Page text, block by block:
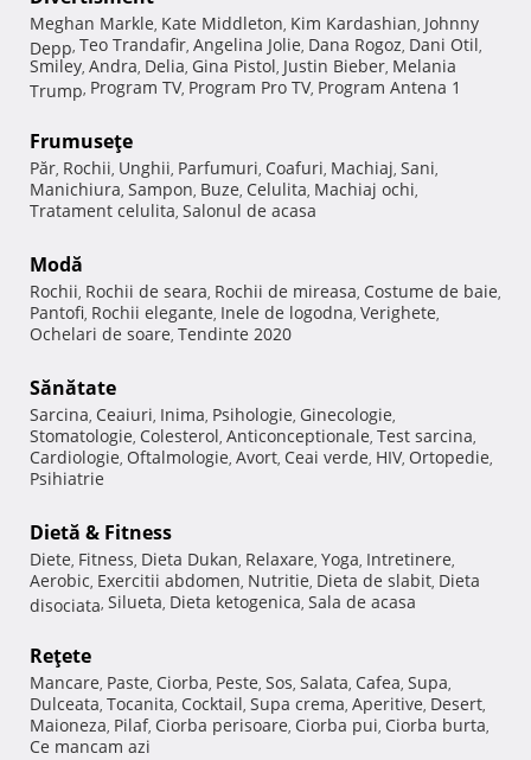
Meghan Markle, Kate Middleton, Kim Kardashian, Johnny
Depp, Teo Trandafir, Angelina Jolie, Dana Rogoz, Dani Otil,
Smiley, Andra, Delia, Gina Pistol, Justin Bieber, Melania
Trump, Program TV, Program Pro TV, Program Antena 1
Frumuseţe
Păr, Rochii, Unghii, Parfumuri, Coafuri, Machiaj, Sani,
Manichiura, Sampon, Buze, Celulita, Machiaj ochi,
Tratament celulita, Salonul de acasa
Modă
Rochii, Rochii de seara, Rochii de mireasa, Costume de baie,
Pantofi, Rochii elegante, Inele de logodna, Verighete,
Ochelari de soare, Tendinte 2020
Sănătate
Sarcina, Ceaiuri, Inima, Psihologie, Ginecologie,
Stomatologie, Colesterol, Anticonceptionale, Test sarcina,
Cardiologie, Oftalmologie, Avort, Ceai verde, HIV, Ortopedie,
Psihiatrie
Dietă & Fitness
Diete, Fitness, Dieta Dukan, Relaxare, Yoga, Intretinere,
Aerobic, Exercitii abdomen, Nutritie, Dieta de slabit, Dieta
disociata, Silueta, Dieta ketogenica, Sala de acasa
Reţete
Mancare, Paste, Ciorba, Peste, Sos, Salata, Cafea, Supa,
Dulceata, Tocanita, Cocktail, Supa crema, Aperitive, Desert,
Maioneza, Pilaf, Ciorba perisoare, Ciorba pui, Ciorba burta,
Ce mancam azi